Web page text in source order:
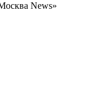
News»